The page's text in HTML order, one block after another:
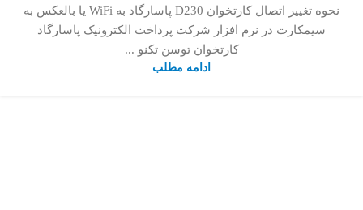
نحوه تغییر اتصال کارتخوان D230 پاسارگاد به WiFi یا بالعکس به
سیمکارت در نرم افزار شرکت پرداخت الکترونیک پاسارگاد
کارتخوان توسن تکنو ...
ادامه مطلب